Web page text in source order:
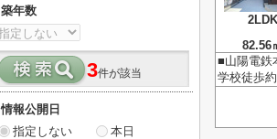
2LDK
82.56
■山陽電鉄
学校徒歩
築年数
3件が該当
情報公開日
指定しない
本日